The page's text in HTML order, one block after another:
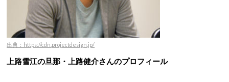
出典：https://cdn.projectdesign.jp/
上路雪江の旦那・上路健介さんのプロフィール